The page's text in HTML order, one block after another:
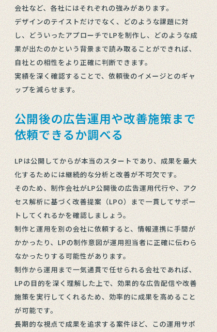
会社など、各社にはそれぞれの強みがあります。
デザインのテイストだけでなく、どのような課題に対
し、どういったアプローチでLPを制作し、どのような成
果が出たのかという背景まで読み取ることができれば、
自社との相性をより正確に判断できます。
実績を深く確認することで、依頼後のイメージとのギャ
ップを減らせます。
公開後の広告運用や改善施策まで
依頼できるか調べる
LPは公開してからが本当のスタートであり、成果を最大
化するためには継続的な分析と改善が不可欠です。
そのため、制作会社がLP公開後の広告運用代行や、アク
セス解析に基づく改善提案（LPO）まで一貫してサポー
トしてくれるかを確認しましょう。
制作と運用を別の会社に依頼すると、情報連携に手間が
かかったり、LPの制作意図が運用担当者に正確に伝わら
なかったりする可能性があります。
制作から運用まで一気通貫で任せられる会社であれば、
LPの目的を深く理解した上で、効果的な広告配信や改善
施策を実行してくれるため、効率的に成果を高めること
が可能です。
長期的な視点で成果を追求する案件ほど、この運用サポ